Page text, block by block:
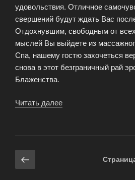
удовольствия. Отличное
свершений будут ждать Вас
Отдохнувшим, свободным от
мыслей Вы выйдете из
Спа, нашему гостю захочеться
снова в этот безграничный рай
Блаженства.
Читать далее
Навигация
по
Предыдущая
страница